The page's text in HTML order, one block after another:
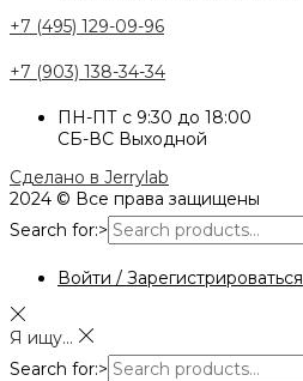
+7 (495) 129-09-96
+7 (903) 138-34-34
ПН-ПТ с 9:30 до 18:00
СБ-ВС Выходной
Сделано в Jerrylab
2024 © Все права защищены
Search for:>
Войти / Зарегистрироваться
Я ищу...
Search for:>